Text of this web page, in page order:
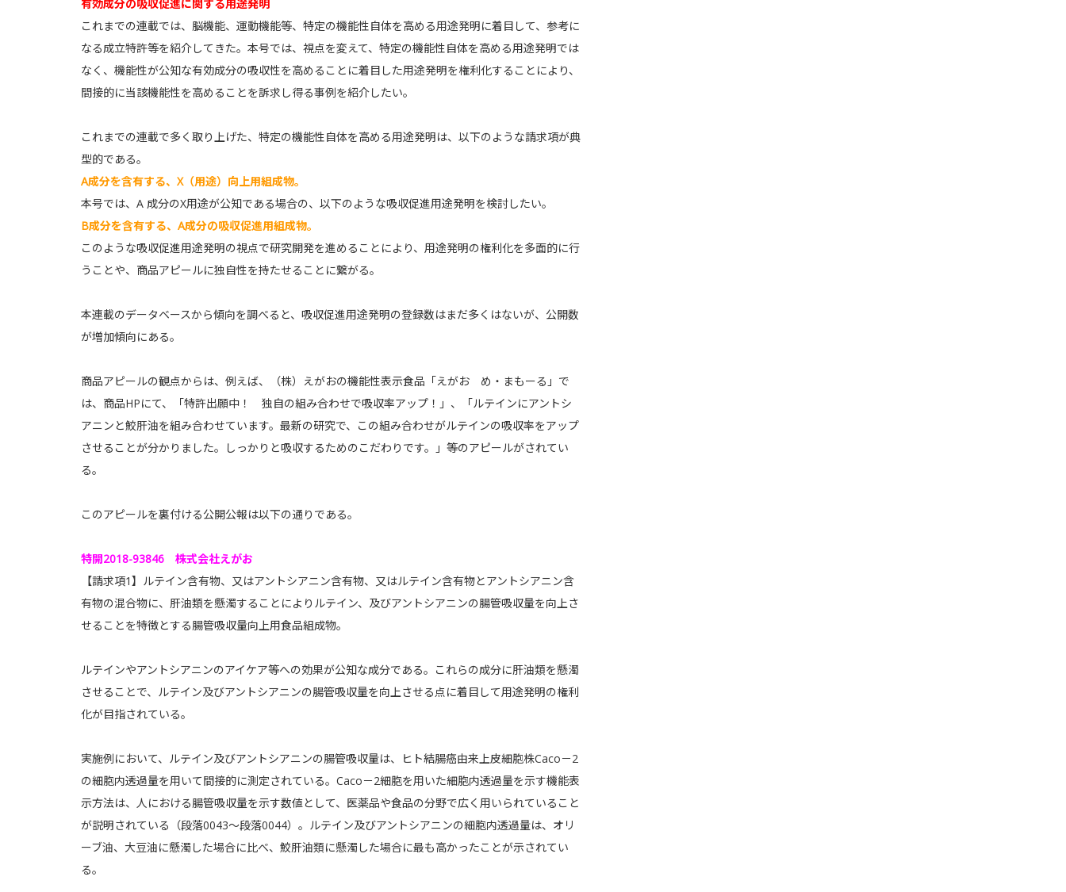
有効成分の吸収促進に関する用途発明
これまでの連載では、脳機能、運動機能等、特定の機能性自体を高める用途発明に着目して、参考に
なる成立特許等を紹介してきた。本号では、視点を変えて、特定の機能性自体を高める用途発明では
なく、機能性が公知な有効成分の吸収性を高めることに着目した用途発明を権利化することにより、
間接的に当該機能性を高めることを訴求し得る事例を紹介したい。
これまでの連載で多く取り上げた、特定の機能性自体を高める用途発明は、以下のような請求項が典
型的である。
A成分を含有する、X（用途）向上用組成物。
本号では、A 成分のX用途が公知である場合の、以下のような吸収促進用途発明を検討したい。
B成分を含有する、A成分の吸収促進用組成物。
このような吸収促進用途発明の視点で研究開発を進めることにより、用途発明の権利化を多面的に行
うことや、商品アピールに独自性を持たせることに繋がる。
本連載のデータベースから傾向を調べると、吸収促進用途発明の登録数はまだ多くはないが、公開数
が増加傾向にある。
商品アピールの観点からは、例えば、（株）えがおの機能性表示食品「えがお め・まもーる」で
は、商品HPにて、「特許出願中！ 独自の組み合わせで吸収率アップ！」、「ルテインにアントシ
アニンと鮫肝油を組み合わせています。最新の研究で、この組み合わせがルテインの吸収率をアップ
させることが分かりました。しっかりと吸収するためのこだわりです。」等のアピールがされてい
る。
このアピールを裏付ける公開公報は以下の通りである。
特開2018-93846 株式会社えがお
【請求項1】ルテイン含有物、又はアントシアニン含有物、又はルテイン含有物とアントシアニン含
有物の混合物に、肝油類を懸濁することによりルテイン、及びアントシアニンの腸管吸収量を向上さ
せることを特徴とする腸管吸収量向上用食品組成物。
ルテインやアントシアニンのアイケア等への効果が公知な成分である。これらの成分に肝油類を懸濁
させることで、ルテイン及びアントシアニンの腸管吸収量を向上させる点に着目して用途発明の権利
化が目指されている。
実施例において、ルテイン及びアントシアニンの腸管吸収量は、ヒト結腸癌由来上皮細胞株Caco－2
の細胞内透過量を用いて間接的に測定されている。Caco－2細胞を用いた細胞内透過量を示す機能表
示方法は、人における腸管吸収量を示す数値として、医薬品や食品の分野で広く用いられていること
が説明されている（段落0043〜段落0044）。ルテイン及びアントシアニンの細胞内透過量は、オリ
ーブ油、大豆油に懸濁した場合に比べ、鮫肝油類に懸濁した場合に最も高かったことが示されてい
る。